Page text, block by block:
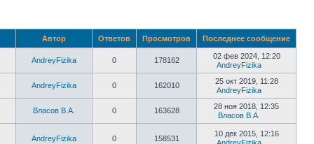
Автор Ответов Просмотров Последнее сообщение
AndreyFizika 0 178162
02 фев 2024, 12:20
AndreyFizika
AndreyFizika 0 162010
25 окт 2019, 11:28
AndreyFizika
Власов В.А. 0 163628
28 ноя 2018, 12:35
Власов В.А.
AndreyFizika 0 158531
10 дек 2015, 12:16